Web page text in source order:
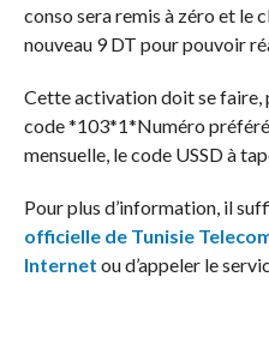
conso sera remis à zéro et le
nouveau 9 DT pour pouvoir
Cette activation doit se faire,
code *103*1*Numéro
mensuelle, le code USSD à
Pour plus d’information, il
officielle de Tunisie
Internet ou d’appeler le